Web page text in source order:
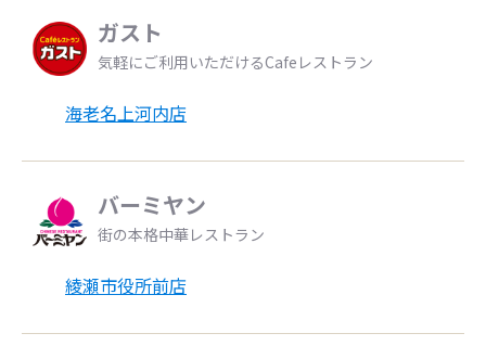
ガスト
気軽にご利用いただけるCafeレストラン
海老名上河内店
バーミヤン
街の本格中華レストラン
綾瀬市役所前店